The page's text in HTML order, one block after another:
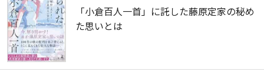
「小倉百人一首」に託した藤原定家の秘め
た思いとは